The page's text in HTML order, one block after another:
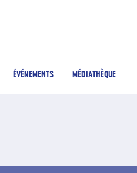
ÉVÉNEMENTS MÉDIATHÈQUE